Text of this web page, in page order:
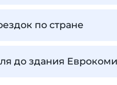
по стране
до здания